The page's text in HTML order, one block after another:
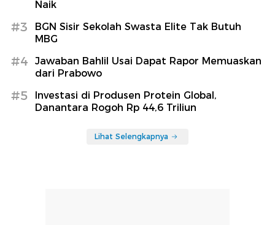
Naik
#3
BGN Sisir Sekolah Swasta Elite Tak Butuh
MBG
#4
Jawaban Bahlil Usai Dapat Rapor Memuaskan
dari Prabowo
#5
Investasi di Produsen Protein Global,
Danantara Rogoh Rp 44,6 Triliun
Lihat Selengkapnya